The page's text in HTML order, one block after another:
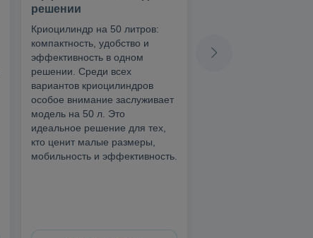
решении
Криоцилиндр на 50 литров:
компактность, удобство и
эффективность в одном
решении. Среди всех
вариантов криоцилиндров
особое внимание заслуживает
модель на 50 л. Это
идеальное решение для тех,
кто ценит малые размеры,
мобильность и эффективность.
200 бар будет